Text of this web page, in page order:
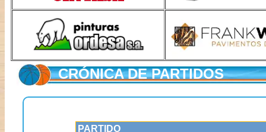
CRÓNICA DE PARTIDOS
PARTIDO